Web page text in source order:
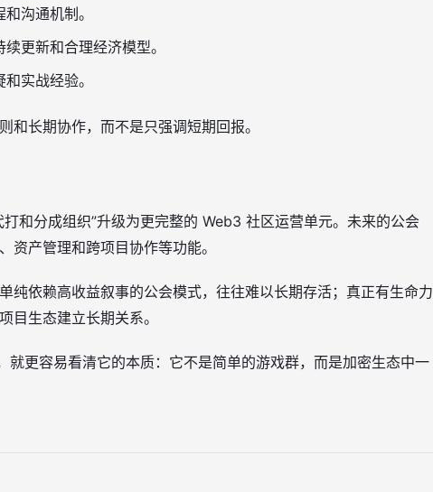
沟通机制。
更新和合理经济模型。
实战经验。
长期协作，而不是只强调短期回报。
和分成组织”升级为更完整的 Web3 社区运营单元。未来的公会
资产管理和跨项目协作等功能。
纯依赖高收益叙事的公会模式，往往难以长期存活；真正有生命力
目生态建立长期关系。
就更容易看清它的本质：它不是简单的游戏群，而是加密生态中一